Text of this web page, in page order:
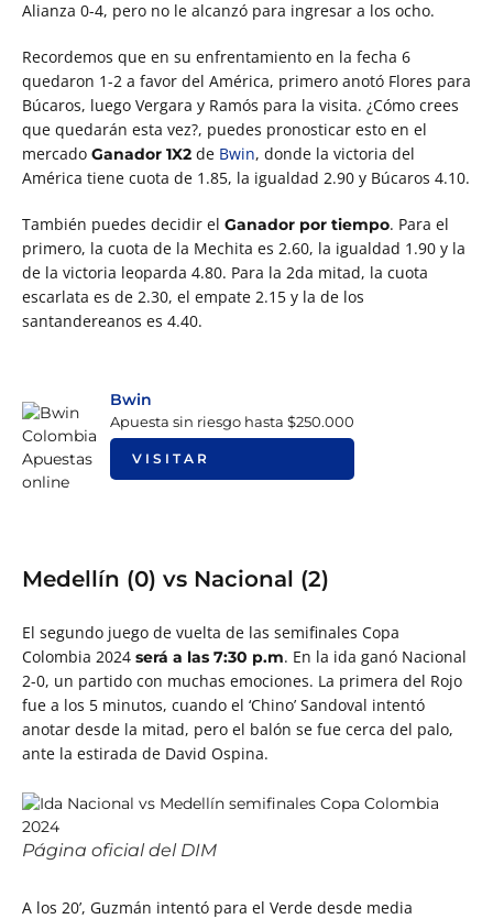
Alianza 0-4, pero no le alcanzó para ingresar a los ocho.
Recordemos que en su enfrentamiento en la fecha 6
quedaron 1-2 a favor del América, primero anotó Flores para
Búcaros, luego Vergara y Ramós para la visita. ¿Cómo crees
que quedarán esta vez?, puedes pronosticar esto en el
mercado Ganador 1X2 de Bwin, donde la victoria del
América tiene cuota de 1.85, la igualdad 2.90 y Búcaros 4.10.
También puedes decidir el Ganador por tiempo. Para el
primero, la cuota de la Mechita es 2.60, la igualdad 1.90 y la
de la victoria leoparda 4.80. Para la 2da mitad, la cuota
escarlata es de 2.30, el empate 2.15 y la de los
santandereanos es 4.40.
Bwin
Apuesta sin riesgo hasta $250.000
VISITAR
Medellín (0) vs Nacional (2)
El segundo juego de vuelta de las semifinales Copa
Colombia 2024 será a las 7:30 p.m. En la ida ganó Nacional
2-0, un partido con muchas emociones. La primera del Rojo
fue a los 5 minutos, cuando el ‘Chino’ Sandoval intentó
anotar desde la mitad, pero el balón se fue cerca del palo,
ante la estirada de David Ospina.
Página oficial del DIM
A los 20’, Guzmán intentó para el Verde desde media